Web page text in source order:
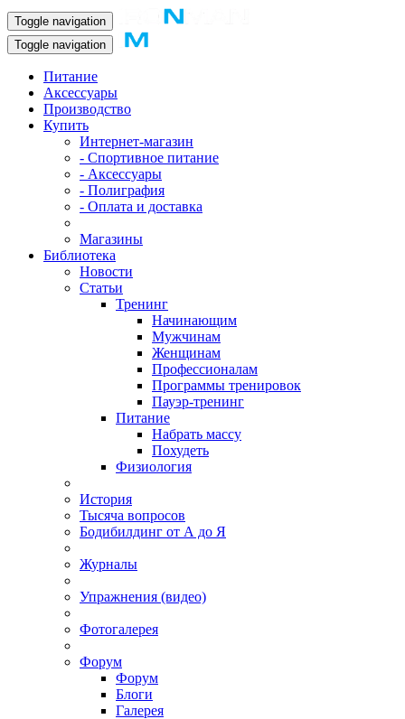
Toggle navigation
Toggle navigation
Питание
Аксессуары
Производство
Купить
Интернет-магазин
- Спортивное питание
- Аксессуары
- Полиграфия
- Оплата и доставка
Магазины
Библиотека
Новости
Статьи
Тренинг
Начинающим
Мужчинам
Женщинам
Профессионалам
Программы тренировок
Пауэр-тренинг
Питание
Набрать массу
Похудеть
Физиология
История
Тысяча вопросов
Бодибилдинг от А до Я
Журналы
Упражнения (видео)
Фотогалерея
Форум
Форум
Блоги
Галерея